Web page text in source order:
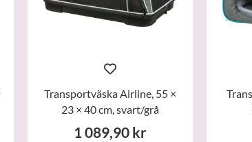
Transportväska Airline, 55 ×
23 × 40 cm, svart/grå
1 089,90 kr